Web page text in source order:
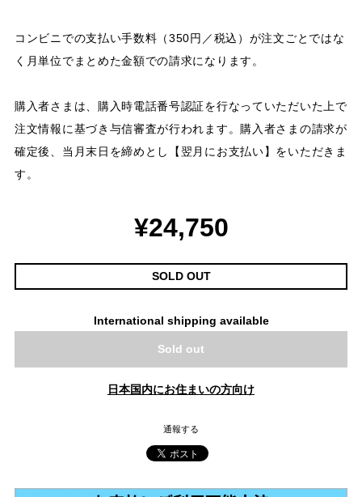
コンビニでの支払い手数料（350円／税込）が注文ごとではな
く月単位でまとめた金額での請求になります。
購入者さまは、購入時電話番号認証を行なっていただいた上で
注文情報に基づき与信審査が行われます。購入者さまの請求が
確定後、当月末日を締めとし【翌月にお支払い】をいただきま
す。
¥24,750
SOLD OUT
International shipping available
Sold out
日本国内にお住まいの方向け
通報する